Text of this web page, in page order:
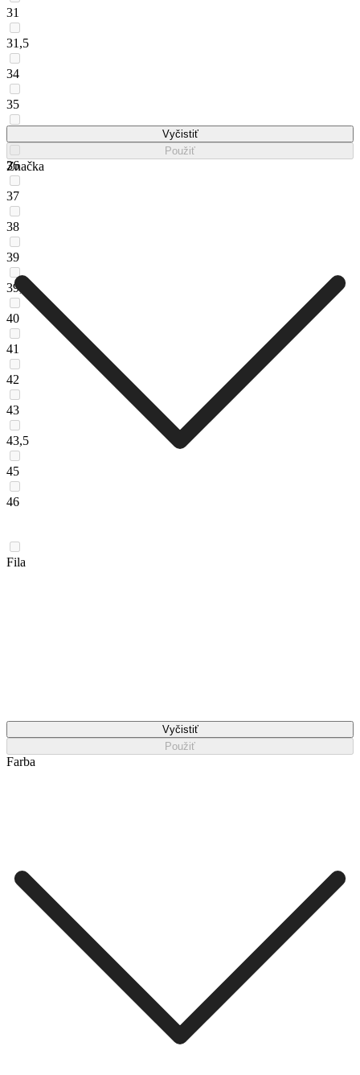
31
31,5
34
35
36
37
38
39
39,5
40
41
42
43
43,5
45
46
Vyčistiť
Použiť
Značka
Fila
Vyčistiť
Použiť
Farba